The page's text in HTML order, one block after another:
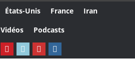
États-Unis France
Iran
Vidéos Podcasts